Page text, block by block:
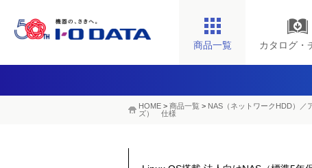
商品一覧 カタログ・
HOME > 商品一覧 > NAS（ネットワークHDD）／
ズ） 仕様